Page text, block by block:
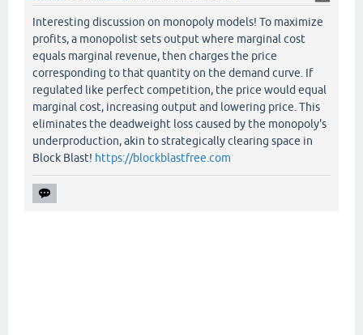
Interesting discussion on monopoly models! To maximize
profits, a monopolist sets output where marginal cost
equals marginal revenue, then charges the price
corresponding to that quantity on the demand curve. If
regulated like perfect competition, the price would equal
marginal cost, increasing output and lowering price. This
eliminates the deadweight loss caused by the monopoly's
underproduction, akin to strategically clearing space in
Block Blast! https://blockblastfree.com